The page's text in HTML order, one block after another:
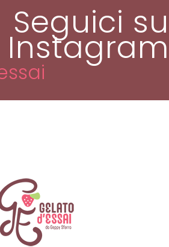
Seguici su
Instagram